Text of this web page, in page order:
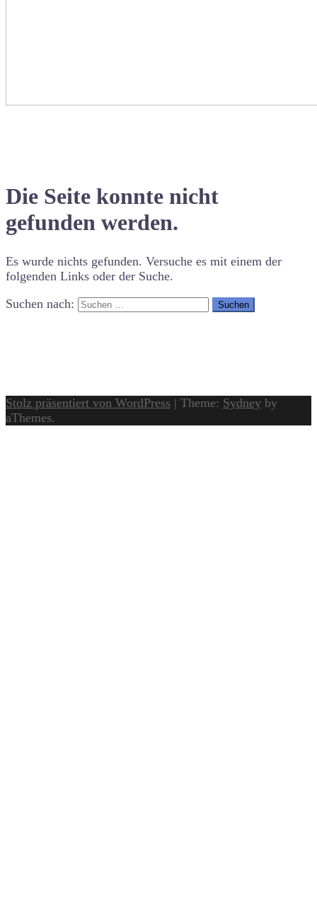
Die Seite konnte nicht
gefunden werden.
Es wurde nichts gefunden. Versuche es mit einem der
folgenden Links oder der Suche.
Suchen nach:
Stolz präsentiert von WordPress | Theme: Sydney by
aThemes.